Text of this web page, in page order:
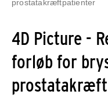
prostatakræftpatienter
4D Picture -
forløb for